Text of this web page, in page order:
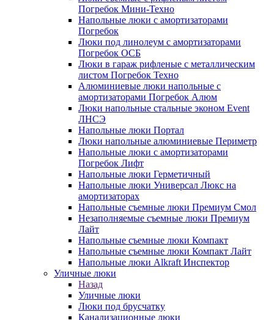
Погребок Мини-Техно
Напольные люки с амортизаторами
Погребок
Люки под линолеум с амортизаторами
Погребок ОСБ
Люки в гараж рифленые с металлическим
листом Погребок Техно
Алюминиевые люки напольные с
амортизаторами Погребок Алюм
Люки напольные стальные эконом Event
ЛНСЭ
Напольные люки Портал
Люки напольные алюминиевые Периметр
Напольные люки с амортизаторами
Погребок Лифт
Напольные люки Герметичный
Напольные люки Универсал Люкс на
амортизаторах
Напольные съемные люки Премиум Смол
Незаполняемые съемные люки Премиум
Лайт
Напольные съемные люки Компакт
Напольные съемные люки Компакт Лайт
Напольные люки Alkraft Инспектор
Уличные люки
Назад
Уличные люки
Люки под брусчатку
Канализационные люки